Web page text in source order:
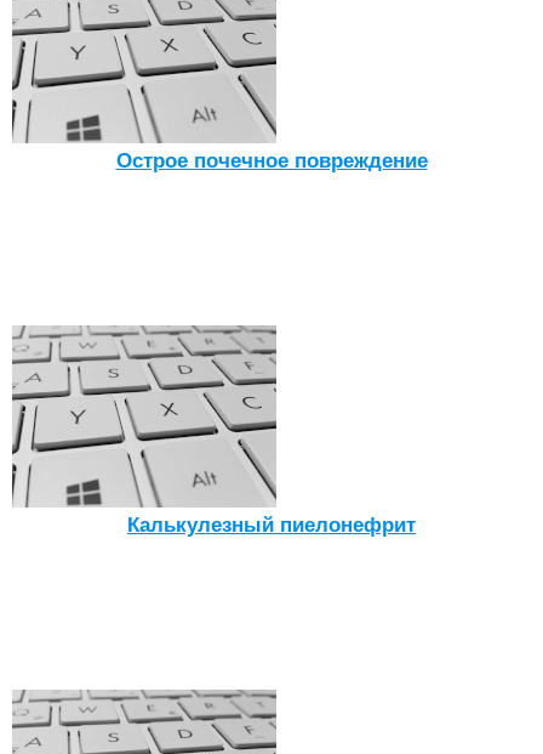
Острое почечное повреждение
Калькулезный пиелонефрит